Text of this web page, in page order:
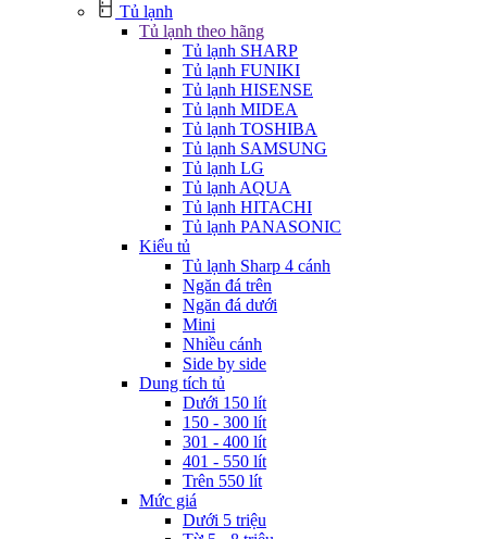
Tủ lạnh
Tủ lạnh theo hãng
Tủ lạnh SHARP
Tủ lạnh FUNIKI
Tủ lạnh HISENSE
Tủ lạnh MIDEA
Tủ lạnh TOSHIBA
Tủ lạnh SAMSUNG
Tủ lạnh LG
Tủ lạnh AQUA
Tủ lạnh HITACHI
Tủ lạnh PANASONIC
Kiểu tủ
Tủ lạnh Sharp 4 cánh
Ngăn đá trên
Ngăn đá dưới
Mini
Nhiều cánh
Side by side
Dung tích tủ
Dưới 150 lít
150 - 300 lít
301 - 400 lít
401 - 550 lít
Trên 550 lít
Mức giá
Dưới 5 triệu